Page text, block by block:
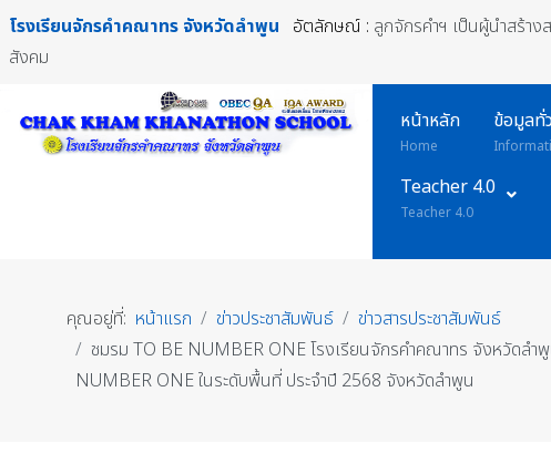
โรงเรียนจักรคำคณาทร จังหวัดลำพูน อัตลักษณ์ : ลูกจักรคำฯ เป็นผู้นำสร้า
สังคม
หน้าหลัก
Home
ข้อมูลทั่
Teacher 4.0
Teacher 4.0
คุณอยู่ที่: หน้าแรก ข่าวประชาสัมพันธ์
ข่าวสารประชาสัมพันธ์
ชมรม TO BE NUMBER ONE โรงเรียนจักรคำคณาทร จังหวัดลำ
NUMBER ONE ในระดับพื้นที่ ประจำปี 2568 จังหวัดลำพูน